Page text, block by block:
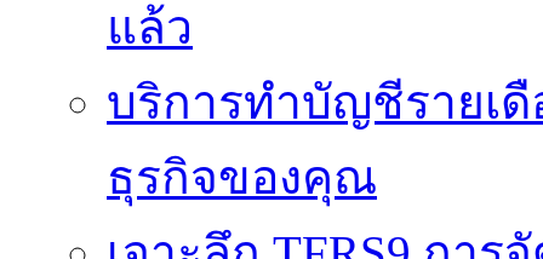
แล้ว
บริการทำบัญชีรายเ
ธุรกิจของคุณ